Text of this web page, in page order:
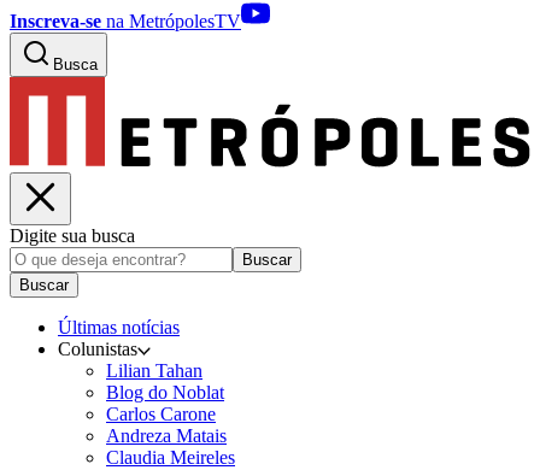
Inscreva-se na MetrópolesTV
Busca
Digite sua busca
Buscar
Buscar
Últimas notícias
Colunistas
Lilian Tahan
Blog do Noblat
Carlos Carone
Andreza Matais
Claudia Meireles